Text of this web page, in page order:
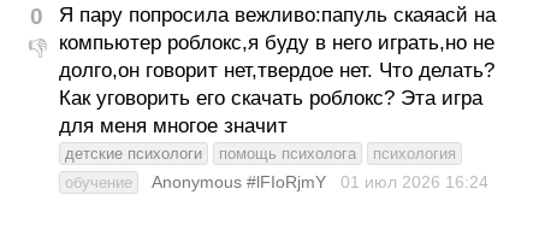
0
👎
Я пару попросила вежливо:папуль скаяасй на
компьютер роблокс,я буду в него играть,но не
долго,он говорит нет,твердое нет. Что делать?
Как уговорить его скачать роблокс? Эта игра
для меня многое значит
детские психологи помощь психолога
психология
обучение
Anonymous #lFIoRjmY 01 июл 2026 16:24